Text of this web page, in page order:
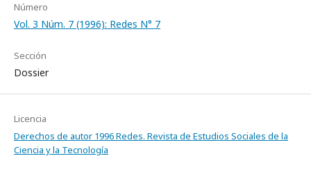
Número
Vol. 3 Núm. 7 (1996): Redes N° 7
Sección
Dossier
Licencia
Derechos de autor 1996 Redes. Revista de Estudios Sociales de la
Ciencia y la Tecnología